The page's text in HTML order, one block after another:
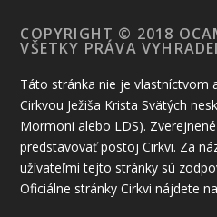
COPYRIGHT © 2018
VŠETKY PRÁVA
Táto stránka nie je vlastníctvom
Cirkvou Ježiša Krista Svätých
Mormoni alebo LDS).
predstavovať postoj Cirkvi. Za
užívateľmi tejto stránky sú
Oficiálne stránky Cirkvi nájdete